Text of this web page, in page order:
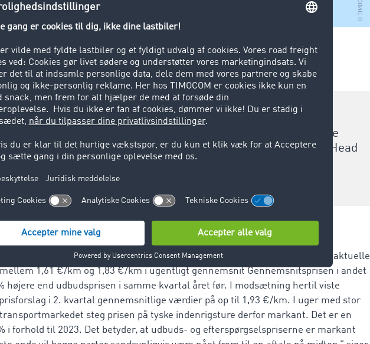
Lastrumtilbud i Q2 2024
på fragtbørserne er i øjeblikket normalt mere lukrative end de
der blev aftalt i begyndelsen af året.”Gunnar Gburek, Head
hos TIMOCOM
og prisforslag svinger
priser på opslåede fragttilbud i 2. kvartal 2024 alt afhængigt af den aktuelle
1,61 €/km og 1,83 €/km i ugentligt gennemsnit Gennemsnitsprisen i andet
højere end udbudsprisen i samme kvartal året før. I modsætning hertil viste
i 2. kvartal gennemsnitlige værdier på op til 1,93 €/km. I uger med stor
steg prisen på tyske indenrigsture derfor markant. Det er en
i forhold til 2023. Det betyder, at udbuds- og efterspørgselspriserne er markant